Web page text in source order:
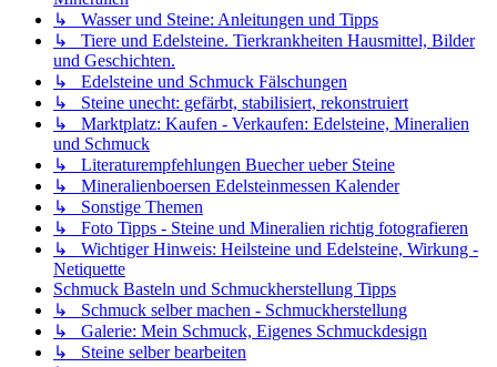
↳ Wasser und Steine: Anleitungen und Tipps
↳ Tiere und Edelsteine. Tierkrankheiten Hausmittel, Bilder
und Geschichten.
↳ Edelsteine und Schmuck Fälschungen
↳ Steine unecht: gefärbt, stabilisiert, rekonstruiert
↳ Marktplatz: Kaufen - Verkaufen: Edelsteine, Mineralien
und Schmuck
↳ Literaturempfehlungen Buecher ueber Steine
↳ Mineralienboersen Edelsteinmessen Kalender
↳ Sonstige Themen
↳ Foto Tipps - Steine und Mineralien richtig fotografieren
↳ Wichtiger Hinweis: Heilsteine und Edelsteine, Wirkung -
Netiquette
Schmuck Basteln und Schmuckherstellung Tipps
↳ Schmuck selber machen - Schmuckherstellung
↳ Galerie: Mein Schmuck, Eigenes Schmuckdesign
↳ Steine selber bearbeiten